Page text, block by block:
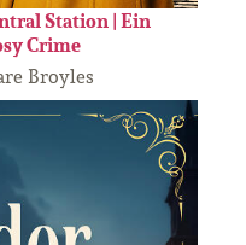
Station | Ein
Crime
Broyles